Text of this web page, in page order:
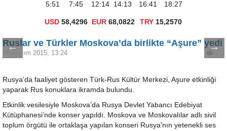
5:51
7:45 12:14 14:13 16:41 18:27
USD 58,4296 EUR 68,0822 TRY15,2570
← →
Ruslar ve Türkler Moskova’da birlikte “Aşure” yedi
06 Kasım 2015, 13:24
Rusya’da faaliyet gösteren Türk-Rus Kültür Merkezi, Aşure etkinliği
yaparak Rus konuklara ikramda bulundu.
Etkinlik vesilesiyle Moskova’da Rusya Devlet Yabancı Edebiyat
Kütüphanesi’nde konser yapıldı. Moskova ve Moskovalılar adlı sivil
toplum örgütü ile ortaklaşa yapılan konseri Rusya'nın yetenekli ses